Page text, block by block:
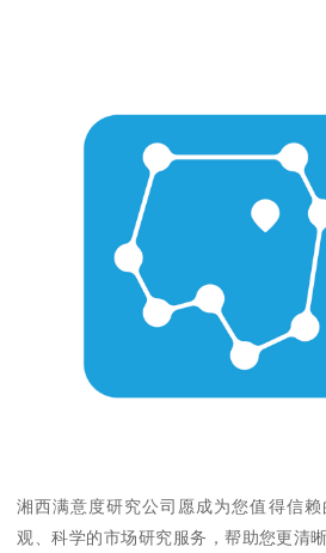
湘西满意度研究公司愿成为您值得信
观、科学的市场研究服务，帮助您更清